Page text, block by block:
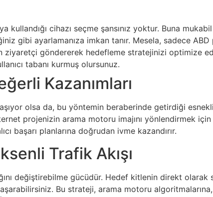
cihazı seçme şansınız yoktur. Buna
gibi ayarlamanıza imkan tanır. Mesela, sadece ABD
ziyaretçi göndererek hedefleme stratejinizi optimize
tabanı kurmuş olursunuz.
Kazanımları
olsa da, bu yöntemin beraberinde getirdiği
projenizin arama motoru imajını yönlendirmek
başarı planlarına doğrudan ivme kazandırır.
Trafik Akışı
değiştirebilme gücüdür. Hedef kitlenin direkt olarak
Bu strateji, arama motoru